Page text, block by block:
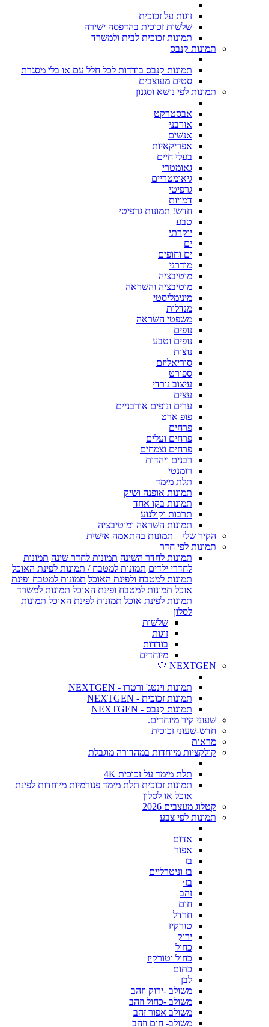
זוגות על זכוכית
שלשות זכוכית בהדפסה ישירה
תמונות זכוכית לבית ולמשרד
תמונות קנבס
תמונות קנבס בודדות לכל חלל עם או בלי מסגרת
סטים מעוצבים
תמונות לפי נושא וסגנון
אבסטרקט
אורבני
אנשים
אפריקאיות
בעלי חיים
גאומטרי
גיאומטריים
גרפיטי
דמויות
חדש! תמונות גרפיטי
טבע
יוקרתי
ים
ים וחופים
מודרני
מוטיבציה
מוטיבציה והשראה
מינימליסטי
מנדלות
משפטי השראה
נופים
נופים וטבע
נוצות
סוריאליזם
ספורט
עיצוב נורדי
עצים
ערים ונופים אורבניים
פופ ארט
פרחים
פרחים ועלים
פרחים וצמחים
רבנים ויהדות
רומנטי
תלת מימד
תמונות אופנה ושיק
תמונות בקו אחד
תרבות וקולנוע
תמונות השראה ומוטיבציה
הקיר שלי – תמונות בהתאמה אישית
תמונות לפי חדר
תמונות לחדר השינה תמונות לחדר שינה תמונות
לחדרי ילדים תמונות למטבח / תמונות לפינת האוכל
תמונות למטבח ולפינת האוכל תמונות למטבח ופינת
אוכל תמונות למטבח ופינת האוכל תמונות למשרד
תמונות לפינת אוכל תמונות לפינת האוכל תמונות
לסלון
שלשות
זוגות
בודדות
מיוחדים
NEXTGEN 🤍
תמונות וינטג' ורטרו - NEXTGEN
תמונות זכוכית - NEXTGEN
תמונות קנבס - NEXTGEN
שעוני קיר מיוחדים.
חדש-שעוני זכוכית
מראות
קולקציות מיוחדות במהדורה מוגבלת
תלת מימד על זכוכית 4K
תמונות זכוכית תלת מימד פנורמיות מיוחדות לפינת
אוכל או לסלון
קטלוג מעצבים 2026
תמונות לפי צבע
אדום
אפור
בז
בז וניטרליים
בז׳
זהב
חום
חרדל
טורקיז
ירוק
כחול
כחול וטורקיז
כתום
לבן
משולב -ירוק וזהב
משולב -כחול וזהב
משולב אפור זהב
משולב- חום וזהב